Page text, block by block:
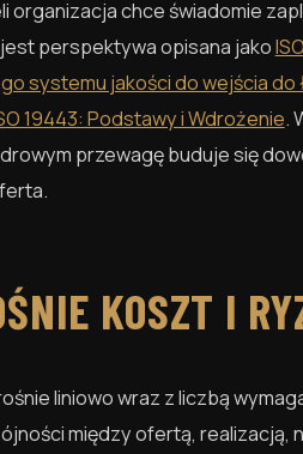
organizacja chce świadomie
perspektywa opisana jako
systemu jakości do wejścia do
19443: Podstawy i Wdrożenie.
przewagę buduje się
KOSZT I
liniowo wraz z liczbą
między ofertą, realizacją,